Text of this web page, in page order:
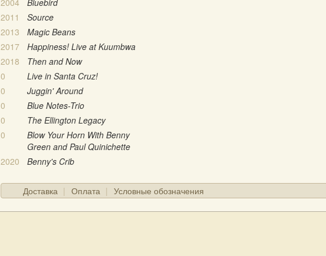
2011
Source
2013
Magic Beans
2017
Happiness! Live at Kuumbwa
2018
Then and Now
0
Live in Santa Cruz!
0
Juggin' Around
0
Blue Notes-Trio
0
The Ellington Legacy
0
Blow Your Horn With Benny
Green and Paul Quinichette
2020
Benny's Crib
Доставка Оплата Условные обозначения